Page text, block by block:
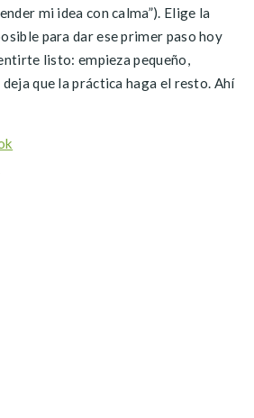
mi idea con calma”). Elige la
para dar ese primer paso hoy
listo: empieza pequeño,
que la práctica haga el resto. Ahí